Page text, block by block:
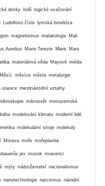
desky lodě logické uvažování
Ludolfovo číslo lymská borelióza
magnetismus malakologie Mali
Aurelius Marie Terezie Mars Mars
materiálová věda Mayové média
Měsíc měsíce města metalurgie
stanice mezinárodní vztahy
mikrosvět mimozemské
modelování klimatu moderní lidé
molekulární stroje molekuly
Morava moře mořeplavba
jev mozek mravenci
mýty náboženství nacionalismus
nanotechnologie narcismus národní